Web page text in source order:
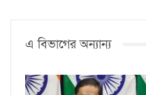
এ বিভাগের অন্যান্য